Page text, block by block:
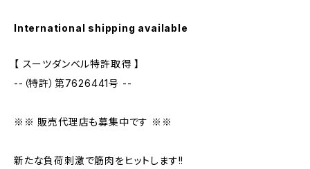
International shipping available
【 スーツダンベル特許取得 】
--（特許）第7626441号 --
※※ 販売代理店も募集中です ※※
新たな負荷刺激で筋肉をヒットします!!